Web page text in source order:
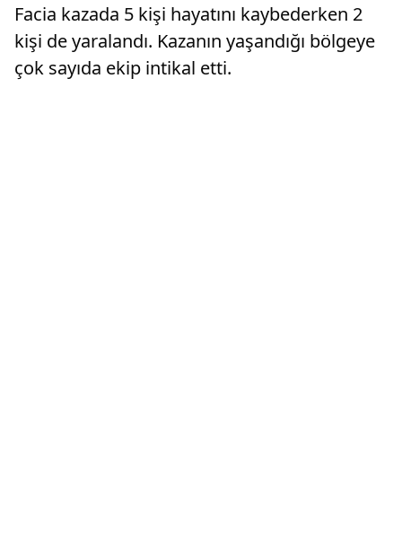
Facia kazada 5 kişi hayatını kaybederken 2
kişi de yaralandı. Kazanın yaşandığı bölgeye
çok sayıda ekip intikal etti.